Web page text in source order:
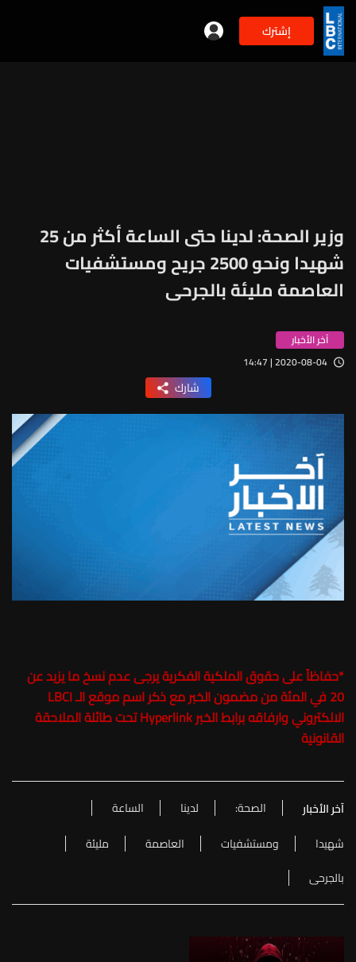
إشترك
وزير الصحة: لدينا حتى الساعة أكثر من 25
شهيدا ونحو 2500 جريح ومستشفيات
العاصمة مليئة بالجرحى
آخر الأخبار
2020-08-04 | 14:47
شارك
*حفاظاً على حقوق الملكية الفكرية يرجى عدم نسخ ما يزيد عن
20 في المئة من مضمون الخبر مع ذكر اسم موقع الـ LBCI
الالكتروني وارفاقه برابط الخبر Hyperlink تحت طائلة الملاحقة
القانونية
آخر الأخبار الصحة: لدينا
الساعة
شهيدا
ومستشفيات العاصمة
مليئة
بالجرحى